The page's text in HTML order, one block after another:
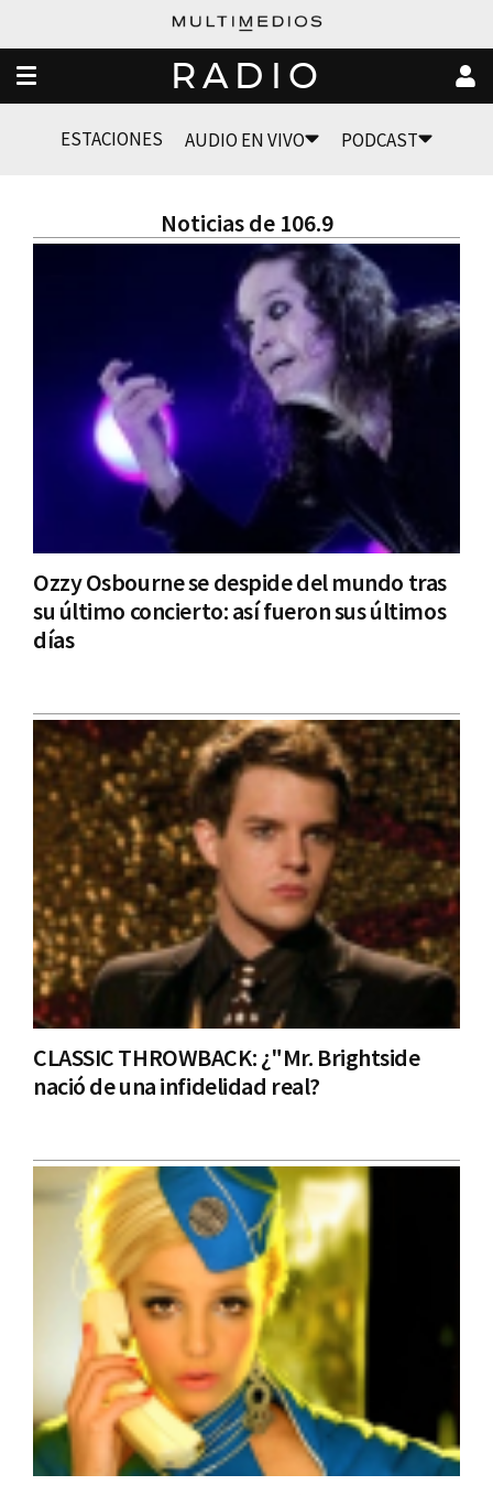
RADIO
ESTACIONES AUDIO EN VIVO PODCAST
Noticias de 106.9
Ozzy Osbourne se despide del mundo tras
su último concierto: así fueron sus últimos
días
CLASSIC THROWBACK: ¿"Mr. Brightside
nació de una infidelidad real?